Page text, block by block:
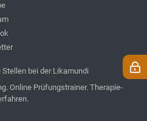
bei der Likamundi
Online Prüfungstrainer. Therapie-